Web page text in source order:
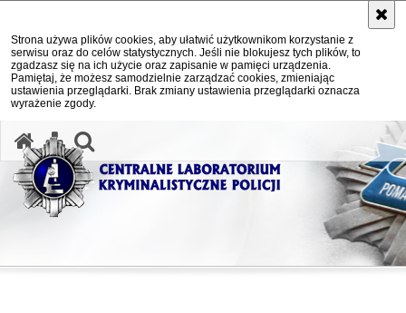
Strona używa plików cookies, aby ułatwić użytkownikom korzystanie z
serwisu oraz do celów statystycznych. Jeśli nie blokujesz tych plików, to
zgadzasz się na ich użycie oraz zapisanie w pamięci urządzenia.
Pamiętaj, że możesz samodzielnie zarządzać cookies, zmieniając
ustawienia przeglądarki. Brak zmiany ustawienia przeglądarki oznacza
wyrażenie zgody.